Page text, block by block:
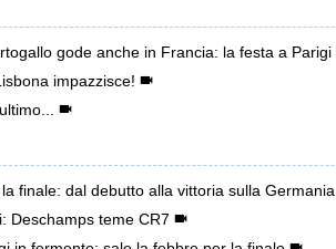
gode anche in Francia: la festa a Parigi
impazzisce!
finale: dal debutto alla vittoria sulla Germania
Deschamps teme CR7